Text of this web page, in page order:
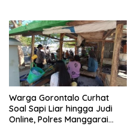
Warga Gorontalo Curhat
Soal Sapi Liar hingga Judi
Online, Polres Manggarai